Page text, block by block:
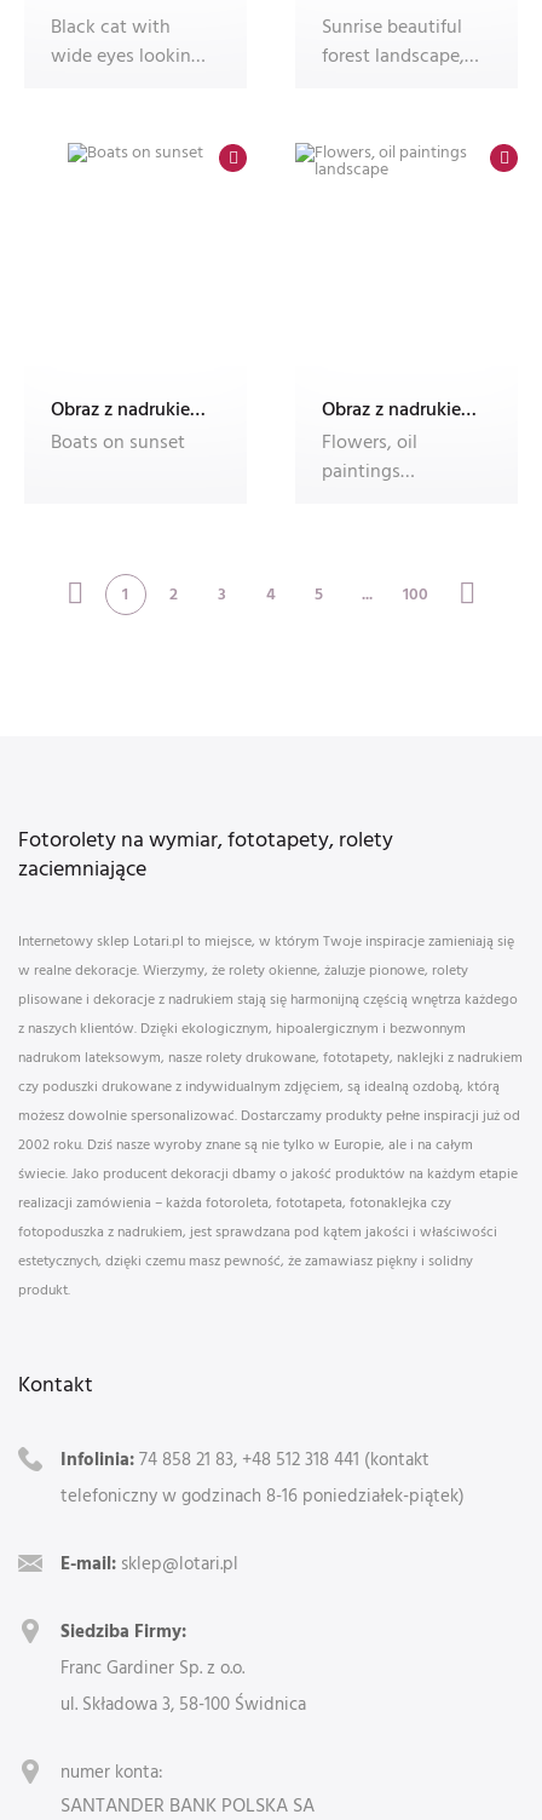
Black cat with
wide eyes looking
Sunrise beautiful
forest landscape,
Obraz z nadrukiem Dec'n'Roll, fotoobraz
Boats on sunset
Obraz z nadrukiem Dec'n'Roll, fotoobraz
Flowers, oil
paintings
1 2 3 4 5 ... 100
Fotorolety na wymiar, fototapety, rolety
zaciemniające
Internetowy sklep Lotari.pl to miejsce, w którym Twoje inspiracje zamieniają się
w realne dekoracje. Wierzymy, że rolety okienne, żaluzje pionowe, rolety
plisowane i dekoracje z nadrukiem stają się harmonijną częścią wnętrza każdego
z naszych klientów. Dzięki ekologicznym, hipoalergicznym i bezwonnym
nadrukom lateksowym, nasze rolety drukowane, fototapety, naklejki z nadrukiem
czy poduszki drukowane z indywidualnym zdjęciem, są idealną ozdobą, którą
możesz dowolnie spersonalizować. Dostarczamy produkty pełne inspiracji już od
2002 roku. Dziś nasze wyroby znane są nie tylko w Europie, ale i na całym
świecie. Jako producent dekoracji dbamy o jakość produktów na każdym etapie
realizacji zamówienia – każda fotoroleta, fototapeta, fotonaklejka czy
fotopoduszka z nadrukiem, jest sprawdzana pod kątem jakości i właściwości
estetycznych, dzięki czemu masz pewność, że zamawiasz piękny i solidny
produkt.
Kontakt
Infolinia:74 858 21 83, +48 512 318 441 (kontakt
telefoniczny w godzinach 8-16 poniedziałek-piątek)
E-mail: sklep@lotari.pl
Siedziba Firmy:
Franc Gardiner Sp. z o.o.
ul. Składowa 3, 58-100 Świdnica
numer konta:
SANTANDER BANK POLSKA SA